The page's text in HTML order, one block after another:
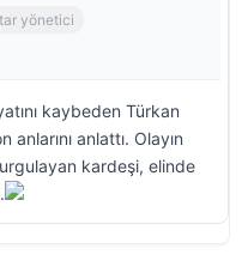
yönetici
kaybeden Türkan
anlarını anlattı. Olayın
kardeşi, elinde